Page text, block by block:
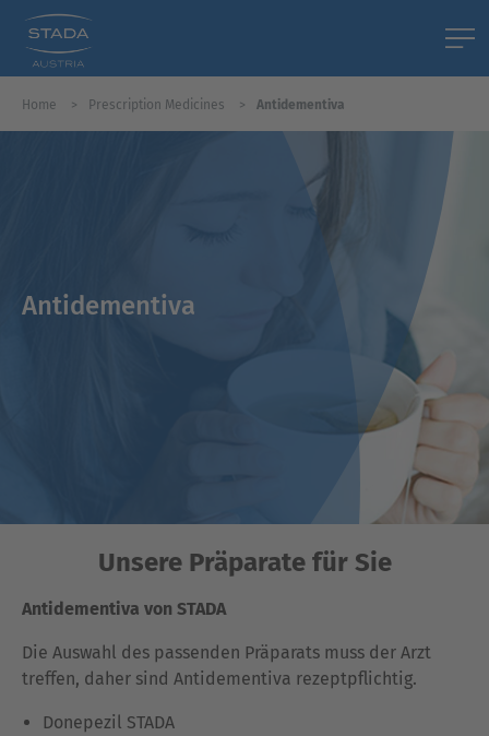
Home Prescription Medicines Antidementiva
Antidementiva
Unsere Präparate für Sie
Antidementiva von STADA
Die Auswahl des passenden Präparats muss der Arzt
treffen, daher sind Antidementiva rezeptpflichtig.
Donepezil STADA